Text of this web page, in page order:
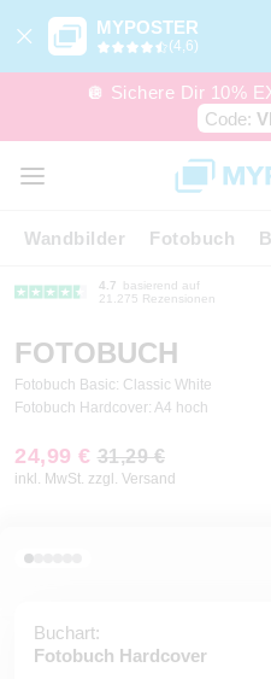
MYPOSTER
(4,6)
🪩 Sichere Dir 10%
Code:
Wandbilder Fotobuch
4.7
basierend auf
21.275 Rezensionen
FOTOBUCH
Fotobuch Basic: Classic White
Fotobuch Hardcover: A4 hoch
24,99 € 31,29 €
inkl. MwSt. zzgl. Versand
Buchart:
Fotobuch Hardcover